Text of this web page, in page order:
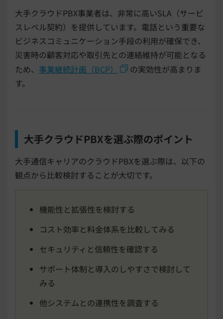
大手クラウドPBX事業者は、非常に高いSLA（サービ
スレベル契約）を提供しています。電話という重要な
ビジネスコミュニケーション手段の利用が確保でき、
災害時の顧客対応や取引先との連絡維持が可能となる
ため、 事業継続計画（BCP）
の実効性が高まりま
す。
大手クラウドPBXを選ぶ際のポイント
大手通信キャリアのクラウドPBXを選ぶ際は、以下の
観点から比較検討することが大切です。
機能性と拡張性を検討する
コスト効率と料金体系を比較してみる
セキュリティと信頼性を確認する
サポート体制と導入のしやすさで検討して
みる
他システムとの連携性を調査する